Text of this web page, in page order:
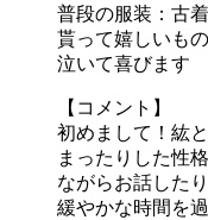
普段の服装：古
貰って嬉しいも
泣いて喜びます
【コメント】
初めまして！紘
まったりした性
ながらお話した
緩やかな時間を